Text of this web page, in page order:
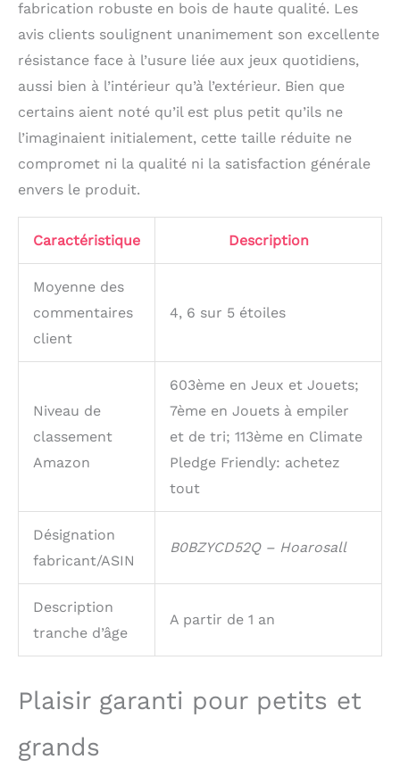
Montessori est un jouet
de voyage parfait, facile
à transporter et qui
pendant les longs
trajets en voiture, les
vols ou les sorties au
parc. Votre enfant
s'amusera pendant des
éducatif sans souci. Ne
manquez pas ce
tout-petits ! Cadeau
les enfants adoreront.
Vous pouvez l'offrir à
votre enfant à
anniversaire, de Noël,
de Pâques, de la rentrée
Offrez à votre enfant le
compétences. Si vous
problèmes de qualité
produit, n'hésitez pas à
nous contacter. Le
fabrication robuste en bois de haute qualité. Les
avis clients soulignent unanimement son excellente
résistance face à l’usure liée aux jeux quotidiens,
aussi bien à l’intérieur qu’à l’extérieur. Bien que
certains aient noté qu’il est plus petit qu’ils ne
l’imaginaient initialement, cette taille réduite ne
compromet ni la qualité ni la satisfaction générale
envers le produit.
Caractéristique Description
Moyenne des
commentaires
client
4, 6 sur 5 étoiles
Niveau de
classement
Amazon
603ème en Jeux et Jouets;
7ème en Jouets à empiler
et de tri; 113ème en Climate
Pledge Friendly: achetez
tout
Désignation
fabricant/ASIN
B0BZYCD52Q – Hoarosall
Description
tranche d’âge
A partir de 1 an
Plaisir garanti pour petits et
grands